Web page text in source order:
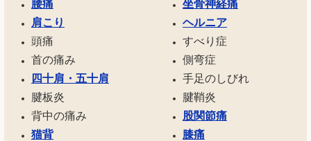
腰痛
肩こり
頭痛
首の痛み
四十肩・五十肩
腱板炎
背中の痛み
猫背
坐骨神経痛
ヘルニア
すべり症
側弯症
手足のしびれ
腱鞘炎
股関節痛
膝痛